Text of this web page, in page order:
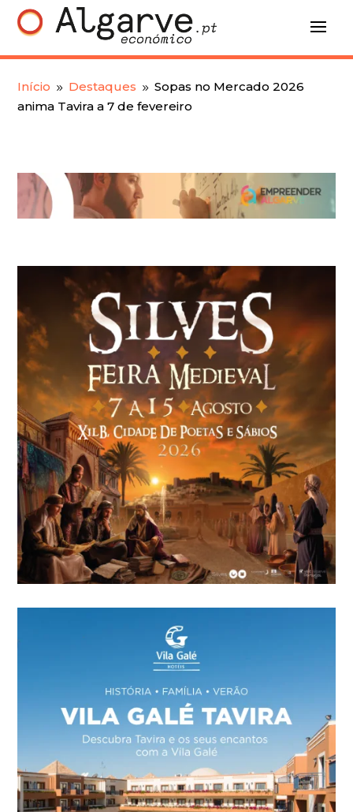
Início 9 Destaques 9 Sopas no Mercado 2026
anima Tavira a 7 de fevereiro